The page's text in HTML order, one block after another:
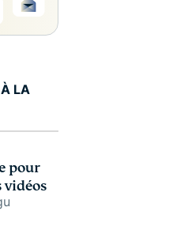
LA
pour
vidéos